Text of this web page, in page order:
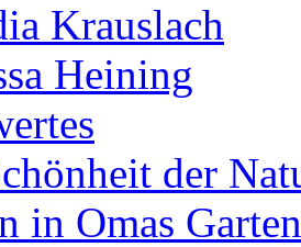
Krauslach
Heining
der
in Omas Garten